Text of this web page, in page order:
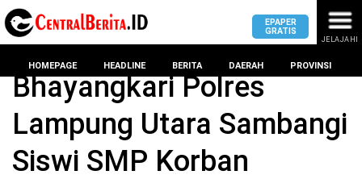
MASUK
EPAPER
GRATIS
JELAJAHI
HOMEPAGE HEADLINE BERITA DAERAH PROVINSI
Bhayangkari Polres
Lampung Utara Sambangi
Siswi SMP Korban